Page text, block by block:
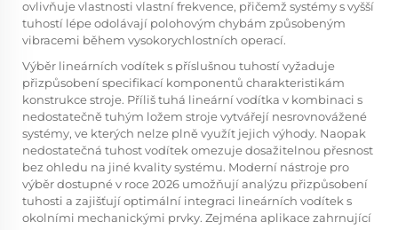
ovlivňuje vlastnosti vlastní frekvence, přičemž systémy s vyšší
tuhostí lépe odolávají polohovým chybám způsobeným
vibracemi během vysokorychlostních operací.
Výběr lineárních vodítek s příslušnou tuhostí vyžaduje
přizpůsobení specifikací komponentů charakteristikám
konstrukce stroje. Příliš tuhá lineární vodítka v kombinaci s
nedostatečně tuhým ložem stroje vytvářejí nesrovnovážené
systémy, ve kterých nelze plně využít jejich výhody. Naopak
nedostatečná tuhost vodítek omezuje dosažitelnou přesnost
bez ohledu na jiné kvality systému. Moderní nástroje pro
výběr dostupné v roce 2026 umožňují analýzu přizpůsobení
tuhosti a zajišťují optimální integraci lineárních vodítek s
okolními mechanickými prvky. Zejména aplikace zahrnující